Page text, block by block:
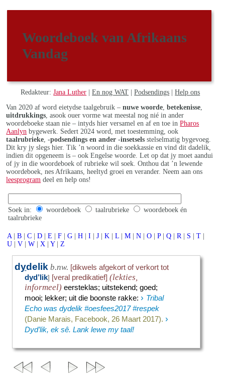
Woordeboek van Afrikaans
Vandag
Redakteur:Jana Luther |En nog WAT |Podsendings |Help ons
Van 2020 af word eietydse taalgebruik –nuwe woorde ,betekenisse
uitdrukkings , asook ouer vorme wat meestal nog nié in ander
woordeboeke staan nie – intyds hier versamel en af en toe inPharos
Aanlyn bygewerk. Sedert 2024 word, met toestemming, ook
taalrubrieke ,-podsendings en ander -insetsels stelselmatig bygevoeg.
Dit kry jy slegs hier. Tik ’n woord in die soekkassie en vind dit dadelik,
indien dit opgeneem is – ook Engelse woorde. Let op dat jy moet aandui
of jy in die woordeboek of rubrieke wil soek. Onthou dat ’n lewende
woordeboek, nes Afrikaans, heeltyd groei en verander. Neem aan ons
leesprogram deel en help ons!
Soek in: woordeboek taalrubrieke
woordeboek én
taalrubrieke
A | B | C | D | E | F | G | H | I | J | K | L | M | N | O | P | Q | R | S | T |
U | V | W | X | Y | Z
dydelik b.nw. [dikwels afgekort of verkort tot
dyd’lik] [veral predikatief] (lekties,
informeel) eersteklas; uitstekend;goed;
mooi; lekker; uit die boonste rakke:› Tribal
Echo was dydelik #oesfees2017 #respek
(Danie Marais, Facebook, 26 Maart 2017). ›
Dyd’lik, ek sê. Lank lewe my taal!